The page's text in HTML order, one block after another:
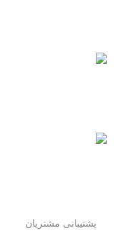
پشتیبانی مشتریان